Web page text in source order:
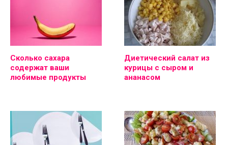
Сколько сахара
содержат ваши
любимые продукты
Диетический салат из
курицы с сыром и
ананасом